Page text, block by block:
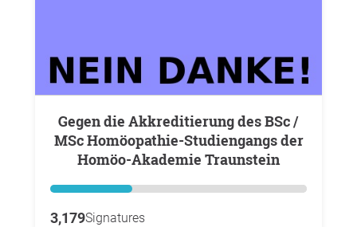
Gegen die Akkreditierung des BSc /
MSc Homöopathie-Studiengangs der
Homöo-Akademie Traunstein
3,179Signatures